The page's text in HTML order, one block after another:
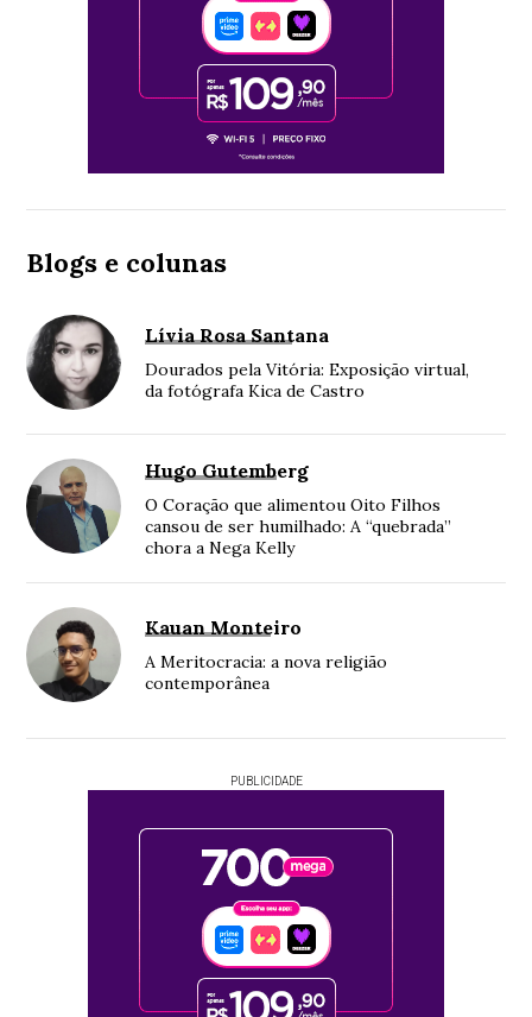
Blogs e colunas
Lívia Rosa Santana
Dourados pela Vitória: Exposição virtual,
da fotógrafa Kica de Castro
Hugo Gutemberg
O Coração que alimentou Oito Filhos
cansou de ser humilhado: A “quebrada”
chora a Nega Kelly
Kauan Monteiro
A Meritocracia: a nova religião
contemporânea
PUBLICIDADE